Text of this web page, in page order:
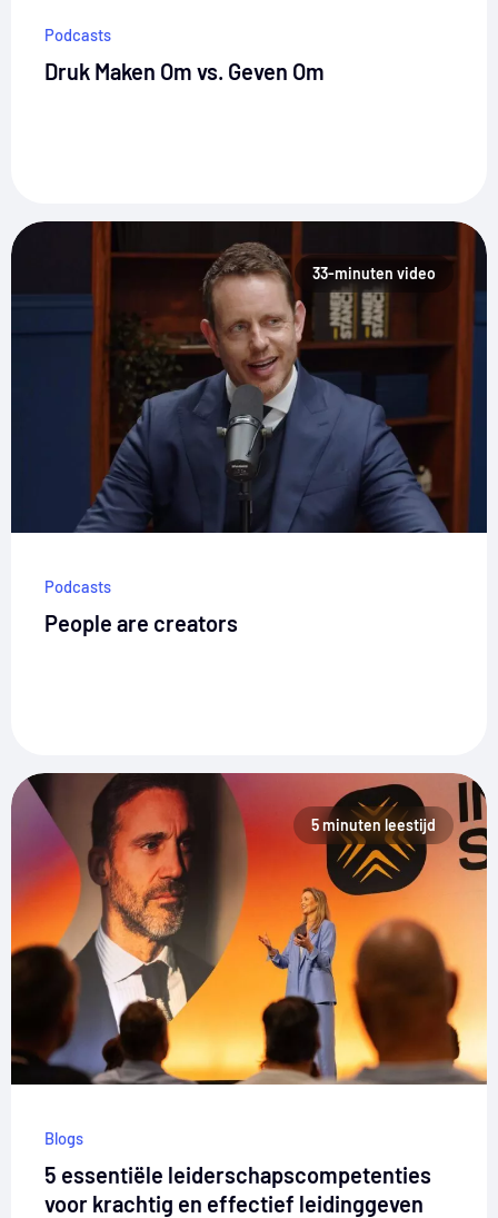
Podcasts
Druk Maken Om vs. Geven Om
33-minuten video
Podcasts
People are creators
5 minuten leestijd
Blogs
5 essentiële leiderschapscompetenties
voor krachtig en effectief leidinggeven